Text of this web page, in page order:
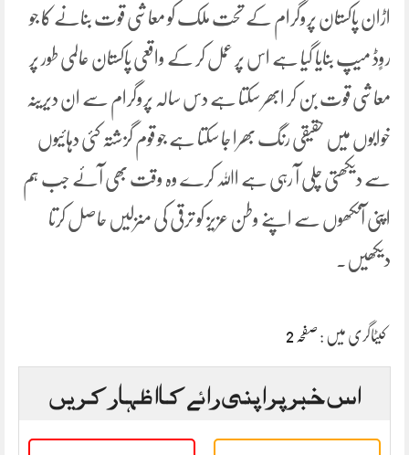
اڑان پاکستان پروگرام کے تحت ملک کو معاشی قوت بنانے کا جو
روٍڈ میپ بنایا گیا ہے اس پر عمل کر کے واقعی پاکستان عالمی طور پر
معاشی قوت بن کر ابھر سکتا ہے دس سالہ پروگرام سے ان دیرینہ
خوابوں میں حقیقی رنگ بھرا جا سکتا ہے جو قوم گزشتہ کئی دہائیوں
سے دیکھتی چلی آ رہی ہے اﷲ کرے وہ وقت بھی آئے جب ہم
اپنی آنکھوں سے اپنے وطن عزیز کو ترقی کی منزلیں حاصل کرتا
دیکھیں۔
کیٹاگری میں : صفحہ 2
اس خبر پر اپنی رائے کا اظہار کریں